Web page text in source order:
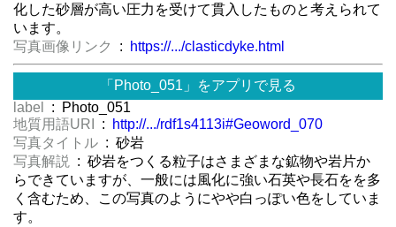
化した砂層が高い圧力を受けて貫入したものと考えられて
います。
写真画像リンク
: https://.../clasticdyke.html
「Photo_051」をアプリで見る
label
: Photo_051
地質用語URI
:
http://.../rdf1s4113i#Geoword_070
写真タイトル : 砂岩
写真解説
: 砂岩をつくる粒子はさまざまな鉱物や岩片か
らできていますが、一般には風化に強い石英や長石をを多
く含むため、この写真のようにやや白っぽい色をしていま
す。